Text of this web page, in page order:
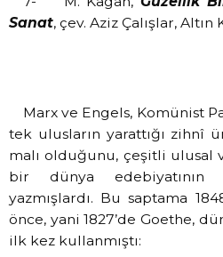
Sanat, çev. Aziz Çalışlar, Altın
Marx ve Engels, Komünist
tek ulusların yarattığı zihnî
malı olduğunu, çeşitli ulusal
bir dünya edebiyatının
yazmışlardı. Bu saptama
önce, yani 1827’de Goethe,
ilk kez kullanmıştı: